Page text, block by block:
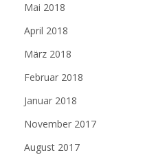
Mai 2018
April 2018
März 2018
Februar 2018
Januar 2018
November 2017
August 2017